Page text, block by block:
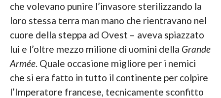
che volevano punire l’invasore sterilizzando la
loro stessa terra man mano che rientravano nel
cuore della steppa ad Ovest – aveva spiazzato
lui e l’oltre mezzo milione di uomini della Grande
Armée. Quale occasione migliore per i nemici
che si era fatto in tutto il continente per colpire
l’Imperatore francese, tecnicamente sconfitto